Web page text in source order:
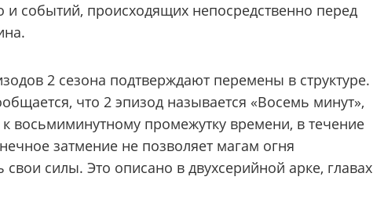
и событий, происходящих непосредственно перед
2 сезона подтверждают перемены в структуре.
что 2 эпизод называется «Восемь минут»,
к восьмиминутному промежутку времени, в течение
затмение не позволяет магам огня
свои силы. Это описано в двухсерийной арке, главах